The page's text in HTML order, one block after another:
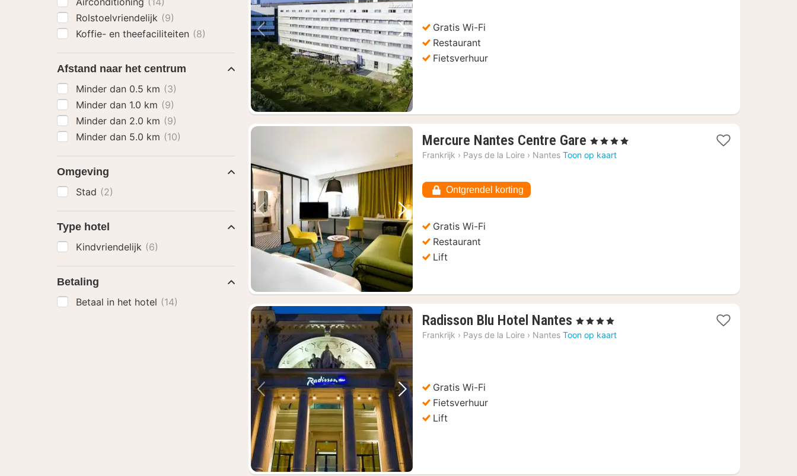
Vorige foto Volgende foto
Gratis Wi-Fi
Restaurant
Fietsverhuur
Vorige foto Volgende foto
Mercure Nantes Centre Gare 1
nacht
, 4 Sterren
Frankrijk › Pays de la Loire › Nantes Toon op kaart
Ontgrendel korting
Gratis Wi-Fi
Restaurant
Lift
Vorige foto Volgende foto
Radisson Blu Hotel Nantes 1
nacht
, 4 Sterren
Frankrijk › Pays de la Loire › Nantes Toon op kaart
Gratis Wi-Fi
Fietsverhuur
Lift
Rolstoelvriendelijk (9)
Koffie- en theefaciliteiten (8)
Afstand naar het centrum
Minder dan 0.5 km (3)
Minder dan 1.0 km (9)
Minder dan 2.0 km (9)
Minder dan 5.0 km (10)
Omgeving
Stad (2)
Type hotel
Kindvriendelijk (6)
Betaling
Betaal in het hotel (14)